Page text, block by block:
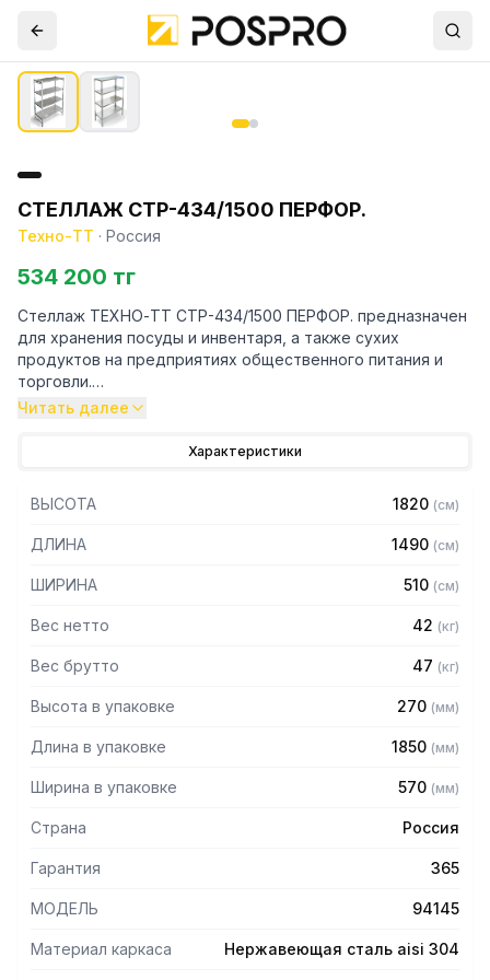
СТЕЛЛАЖ СТР-434/1500 ПЕРФОР.
Техно-ТТ · Россия
534 200 тг
Стеллаж ТЕХНО-ТТ СТР-434/1500 ПЕРФОР. предназначен
для хранения посуды и инвентаря, а также сухих
продуктов на предприятиях общественного питания и
торговли.
304 толщиной 1,2 мм
— Четыре перфорированные полки из нержавеющей
стали марки AISI 304 толщиной 0,8 мм
— Расстояние между полками регулируемое с шагом 120
— Регулируемые опоры
Читать далее
Характеристики
ВЫСОТА 1820 (см)
ДЛИНА 1490 (см)
ШИРИНА 510 (см)
Вес нетто 42 (кг)
Вес брутто 47 (кг)
Высота в упаковке 270 (мм)
Длина в упаковке 1850 (мм)
Ширина в упаковке 570 (мм)
Страна Россия
Гарантия 365
МОДЕЛЬ 94145
Материал каркаса Нержавеющая сталь aisi 304